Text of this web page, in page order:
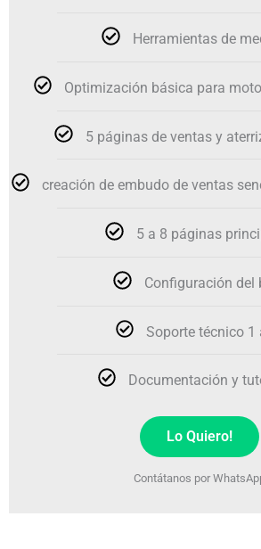
Herramientas de
Optimización básica para
5 páginas de ventas y
creación de embudo de ventas
5 a 8 páginas
Configuración del
Soporte técnico 1
Documentación y
Lo Quiero!
Contátanos por